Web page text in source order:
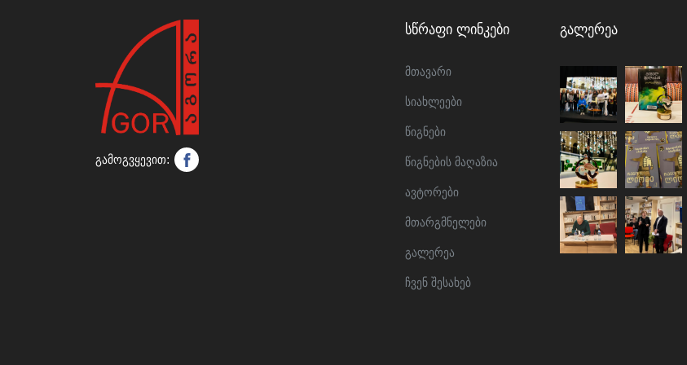
გამოგვყევით:
Სწრაფი Ლინკები
მთავარი
სიახლეები
წიგნები
წიგნების მაღაზია
ავტორები
მთარგმნელები
გალერეა
ჩვენ შესახებ
Გალერეა